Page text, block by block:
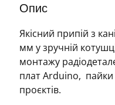
котушці)
кількість
Опис
Якісний припій з
мм у зручній
монтажу
плат Arduino, пайки
проєктів.